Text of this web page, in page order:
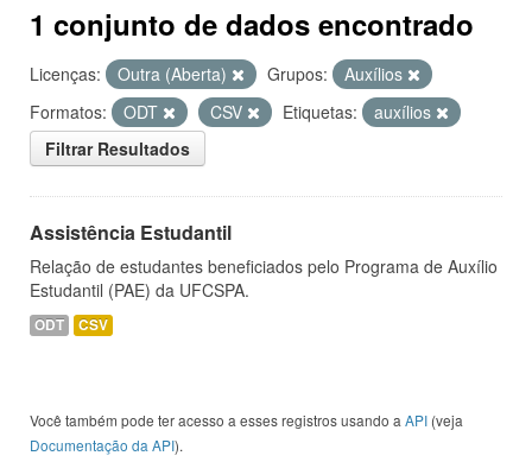
1 conjunto de dados encontrado
Licenças: Outra (Aberta) Grupos:
Auxílios
Formatos:
ODT CSV Etiquetas:
auxílios
Filtrar Resultados
Assistência Estudantil
Relação de estudantes beneficiados pelo Programa de Auxílio
Estudantil (PAE) da UFCSPA.
ODT CSV
Você também pode ter acesso a esses registros usando a API (veja
Documentação da API).